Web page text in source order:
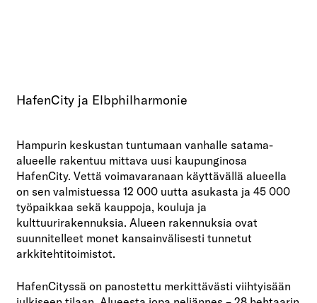
HafenCity ja Elbphilharmonie
Hampurin keskustan tuntumaan vanhalle satama-
alueelle rakentuu mittava uusi kaupunginosa
HafenCity. Vettä voimavaranaan käyttävällä alueella
on sen valmistuessa 12 000 uutta asukasta ja 45 000
työpaikkaa sekä kauppoja, kouluja ja
kulttuurirakennuksia. Alueen rakennuksia ovat
suunnitelleet monet kansainvälisesti tunnetut
arkkitehtitoimistot.
HafenCityssä on panostettu merkittävästi viihtyisään